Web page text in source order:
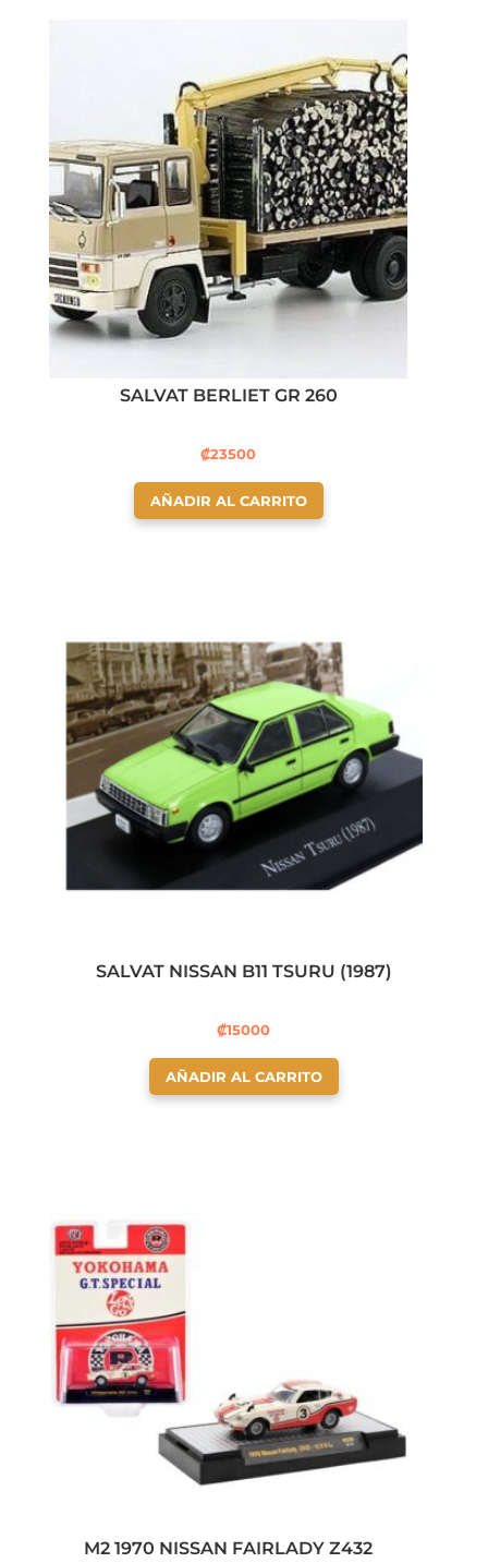
SALVAT BERLIET GR 260
₡23500
AÑADIR AL CARRITO
SALVAT NISSAN B11 TSURU (1987)
₡15000
AÑADIR AL CARRITO
M2 1970 NISSAN FAIRLADY Z432